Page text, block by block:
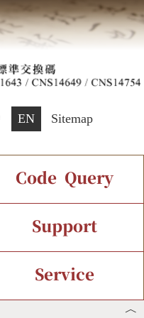
EN Sitemap
Current Status
Code Query
Support
Service
︿